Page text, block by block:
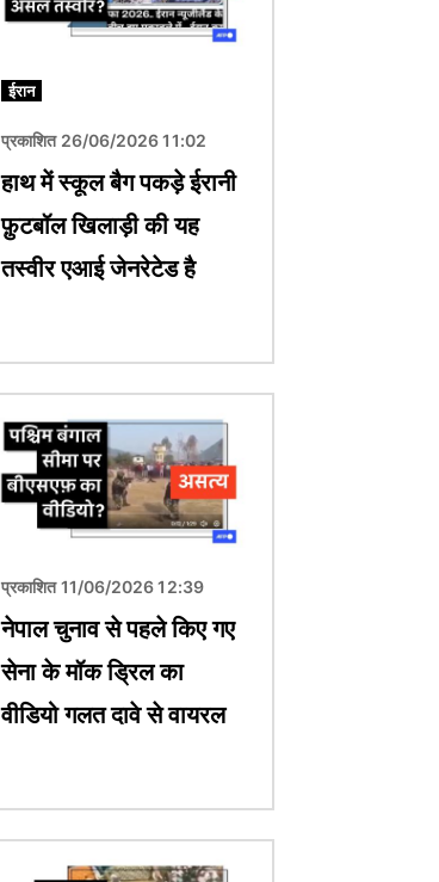
ईरान
प्रकाशित 26/06/2026 11:02
हाथ में स्कूल बैग पकड़े ईरानी
फ़ुटबॉल खिलाड़ी की यह
तस्वीर एआई जेनरेटेड है
प्रकाशित 11/06/2026 12:39
नेपाल चुनाव से पहले किए गए
सेना के मॉक ड्रिल का
वीडियो गलत दावे से वायरल